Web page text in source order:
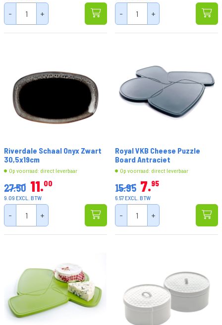
- + - +
Riverdale Schaal Onyx Zwart
30,5x19cm
Op voorraad: direct leverbaar
27.50 11 00
9.09 EXCL. BTW
- +
Royal VKB Cheese Puzzle
Board Antraciet
Op voorraad: direct leverbaar
15.95 7 95
6.57 EXCL. BTW
- +